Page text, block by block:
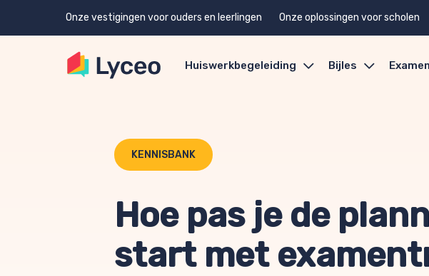
Onze vestigingen voor ouders en leerlingen Onze oplossingen voor scholen
Huiswerkbegeleiding Bijles
KENNISBANK
Hoe pas je de
start met